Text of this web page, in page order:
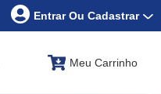
Entrar Ou Cadastrar
Meu Carrinho